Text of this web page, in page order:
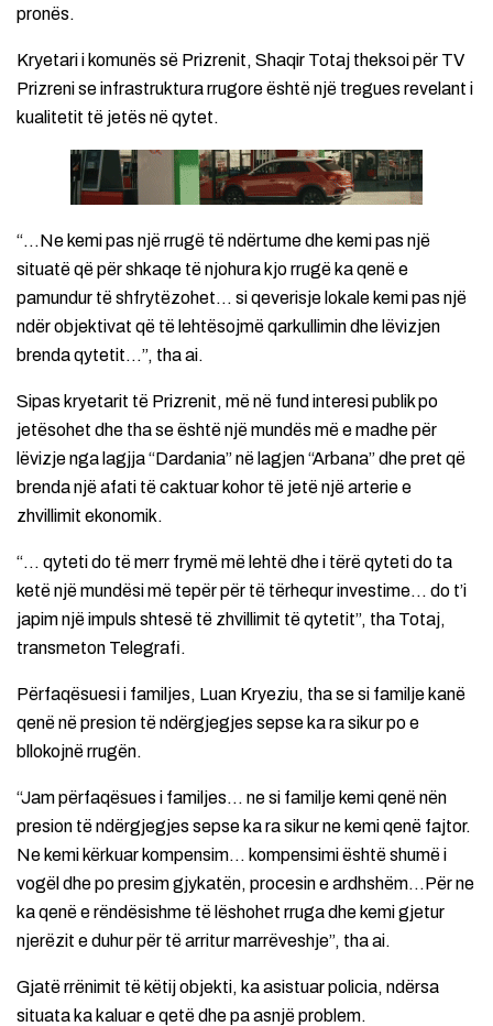
pronës.
Kryetari i komunës së Prizrenit, Shaqir Totaj theksoi për TV
Prizreni se infrastruktura rrugore është një tregues revelant i
kualitetit të jetës në qytet.
“…Ne kemi pas një rrugë të ndërtume dhe kemi pas një
situatë që për shkaqe të njohura kjo rrugë ka qenë e
pamundur të shfrytëzohet… si qeverisje lokale kemi pas një
ndër objektivat që të lehtësojmë qarkullimin dhe lëvizjen
brenda qytetit…”, tha ai.
Sipas kryetarit të Prizrenit, më në fund interesi publik po
jetësohet dhe tha se është një mundës më e madhe për
lëvizje nga lagjja “Dardania” në lagjen “Arbana” dhe pret që
brenda një afati të caktuar kohor të jetë një arterie e
zhvillimit ekonomik.
“… qyteti do të merr frymë më lehtë dhe i tërë qyteti do ta
ketë një mundësi më tepër për të tërhequr investime… do t’i
japim një impuls shtesë të zhvillimit të qytetit”, tha Totaj,
transmeton Telegrafi.
Përfaqësuesi i familjes, Luan Kryeziu, tha se si familje kanë
qenë në presion të ndërgjegjes sepse ka ra sikur po e
bllokojnë rrugën.
“Jam përfaqësues i familjes… ne si familje kemi qenë nën
presion të ndërgjegjes sepse ka ra sikur ne kemi qenë fajtor.
Ne kemi kërkuar kompensim… kompensimi është shumë i
vogël dhe po presim gjykatën, procesin e ardhshëm…Për ne
ka qenë e rëndësishme të lëshohet rruga dhe kemi gjetur
njerëzit e duhur për të arritur marrëveshje”, tha ai.
Gjatë rrënimit të këtij objekti, ka asistuar policia, ndërsa
situata ka kaluar e qetë dhe pa asnjë problem.